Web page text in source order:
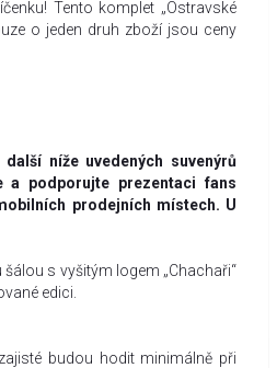
Tento komplet „Ostravské
o jeden druh zboží jsou ceny
níže uvedených suvenýrů
a podporujte prezentaci fans
prodejních místech. U
s vyšitým logem „Chachaři“
edici.
budou hodit minimálně při